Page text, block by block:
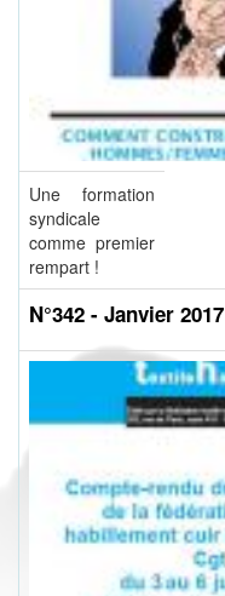
Une formation
syndicale
comme premier
rempart !
N°342 - Janvier 2017